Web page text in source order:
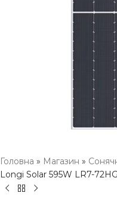
Головна » Магазин »
Longi Solar 595W LR7-